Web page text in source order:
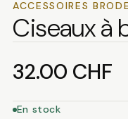
ACCESSOIRES
Ciseaux à
32.00 CHF
En stock